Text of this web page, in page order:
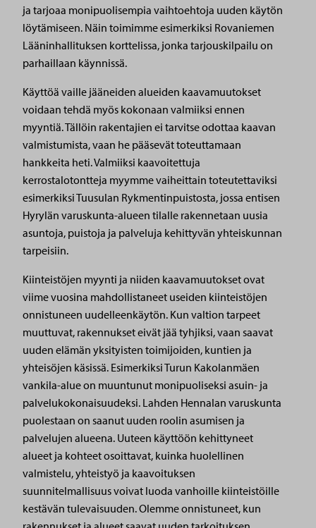
ja tarjoaa monipuolisempia vaihtoehtoja uuden käytön
löytämiseen. Näin toimimme esimerkiksi Rovaniemen
Lääninhallituksen korttelissa, jonka tarjouskilpailu on
parhaillaan käynnissä.
Käyttöä vaille jääneiden alueiden kaavamuutokset
voidaan tehdä myös kokonaan valmiiksi ennen
myyntiä. Tällöin rakentajien ei tarvitse odottaa kaavan
valmistumista, vaan he pääsevät toteuttamaan
hankkeita heti. Valmiiksi kaavoitettuja
kerrostalotontteja myymme vaiheittain toteutettaviksi
esimerkiksi Tuusulan Rykmentinpuistosta, jossa entisen
Hyrylän varuskunta-alueen tilalle rakennetaan uusia
asuntoja, puistoja ja palveluja kehittyvän yhteiskunnan
tarpeisiin.
Kiinteistöjen myynti ja niiden kaavamuutokset ovat
viime vuosina mahdollistaneet useiden kiinteistöjen
onnistuneen uudelleenkäytön. Kun valtion tarpeet
muuttuvat, rakennukset eivät jää tyhjiksi, vaan saavat
uuden elämän yksityisten toimijoiden, kuntien ja
yhteisöjen käsissä. Esimerkiksi Turun Kakolanmäen
vankila-alue on muuntunut monipuoliseksi asuin- ja
palvelukokonaisuudeksi. Lahden Hennalan varuskunta
puolestaan on saanut uuden roolin asumisen ja
palvelujen alueena. Uuteen käyttöön kehittyneet
alueet ja kohteet osoittavat, kuinka huolellinen
valmistelu, yhteistyö ja kaavoituksen
suunnitelmallisuus voivat luoda vanhoille kiinteistöille
kestävän tulevaisuuden. Olemme onnistuneet, kun